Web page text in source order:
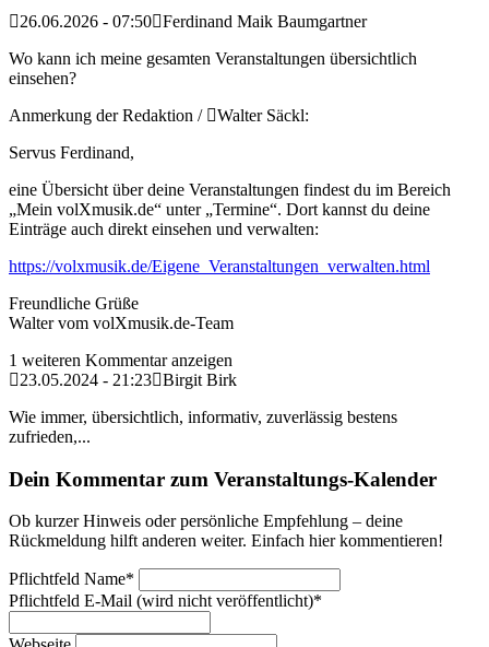
26.06.2026 - 07:50 Ferdinand Maik Baumgartner
Wo kann ich meine gesamten Veranstaltungen übersichtlich
einsehen?
Anmerkung der Redaktion /
Walter Säckl:
Servus Ferdinand,
eine Übersicht über deine Veranstaltungen findest du im Bereich
„Mein volXmusik.de“ unter „Termine“. Dort kannst du deine
Einträge auch direkt einsehen und verwalten:
https://volxmusik.de/Eigene_Veranstaltungen_verwalten.html
Freundliche Grüße
Walter vom volXmusik.de-Team
1 weiteren Kommentar anzeigen
23.05.2024 - 21:23 Birgit Birk
Wie immer, übersichtlich, informativ, zuverlässig bestens
zufrieden,...
Dein Kommentar zum Veranstaltungs-Kalender
Ob kurzer Hinweis oder persönliche Empfehlung – deine
Rückmeldung hilft anderen weiter. Einfach hier kommentieren!
Pflichtfeld Name*
Pflichtfeld E-Mail (wird nicht veröffentlicht)*